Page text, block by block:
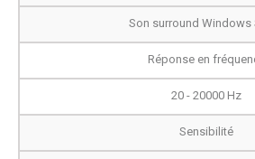
Son surround Windows
Réponse en
20 - 20000 Hz
Sensibilité